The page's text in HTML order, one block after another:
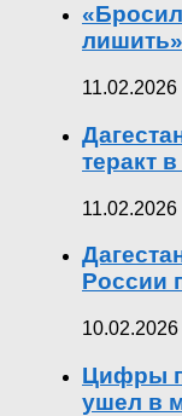
лишить»
11.02.2026
теракт
11.02.2026
России
10.02.2026
Цифры
ушел в